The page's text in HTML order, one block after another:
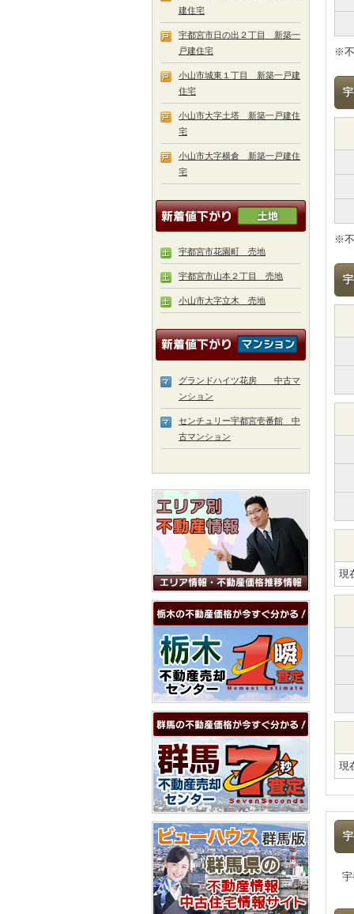
※不
※不
現
現
建住宅
宇都宮市日の出２丁目 新築一
戸建住宅
小山市城東１丁目 新築一戸建
住宅
小山市大字土塔 新築一戸建住
宅
小山市大字横倉 新築一戸建住
宅
宇都宮市花園町 売地
宇都宮市山本２丁目 売地
小山市大字立木 売地
グランドハイツ花房 中古マ
ンション
センチュリー宇都宮壱番館 中
古マンション